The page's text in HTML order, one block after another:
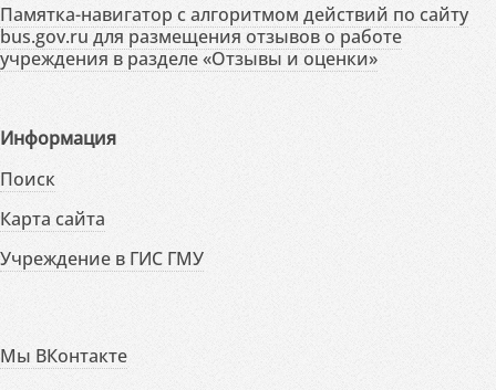
Памятка-навигатор с алгоритмом действий по сайту
bus.gov.ru для размещения отзывов о работе
учреждения в разделе «Отзывы и оценки»
Информация
Поиск
Карта сайта
Учреждение в ГИС ГМУ
Мы ВКонтакте